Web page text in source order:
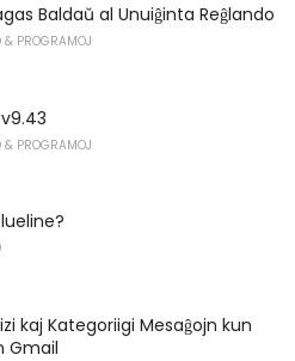
Baldaŭ al Unuiĝinta Reĝlando
& PROGRAMOJ
& PROGRAMOJ
kaj Kategoriigi Mesaĝojn kun
Gmail